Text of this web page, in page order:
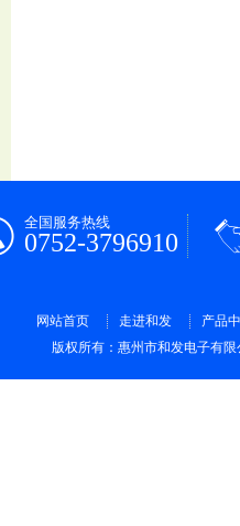
全国服务热线
0752-3796910
网站首页 走进和发
产品
版权所有：惠州市和发电子有